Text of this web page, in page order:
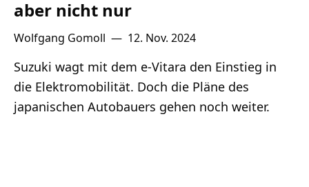
aber nicht nur
Wolfgang Gomoll — 12. Nov. 2024
Suzuki wagt mit dem e-Vitara den Einstieg in
die Elektromobilität. Doch die Pläne des
japanischen Autobauers gehen noch weiter.